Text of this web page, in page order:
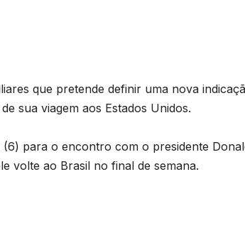
que pretende definir uma nova
sua viagem aos Estados Unidos.
para o encontro com o presidente
volte ao Brasil no final de semana.